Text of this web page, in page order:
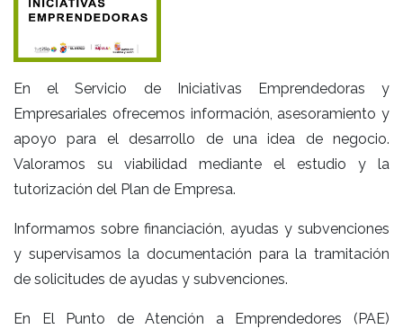
En el Servicio de Iniciativas Emprendedoras y
Empresariales ofrecemos información, asesoramiento y
apoyo para el desarrollo de una idea de negocio.
Valoramos su viabilidad mediante el estudio y la
tutorización del Plan de Empresa.
Informamos sobre financiación, ayudas y subvenciones
y supervisamos la documentación para la tramitación
de solicitudes de ayudas y subvenciones.
En El Punto de Atención a Emprendedores (PAE)